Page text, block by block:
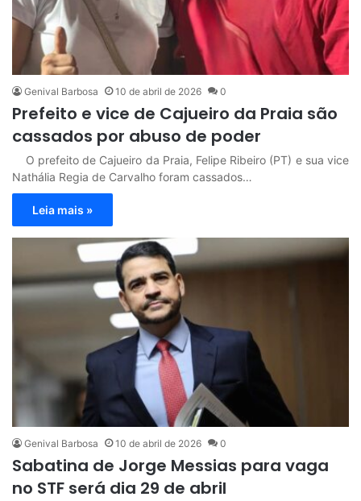
Genival Barbosa 10 de abril de 2026 0
Prefeito e vice de Cajueiro da Praia são
cassados por abuso de poder
O prefeito de Cajueiro da Praia, Felipe Ribeiro (PT) e sua vice
Nathália Regia de Carvalho foram cassados…
Leia mais »
Genival Barbosa 10 de abril de 2026 0
Sabatina de Jorge Messias para vaga
no STF será dia 29 de abril